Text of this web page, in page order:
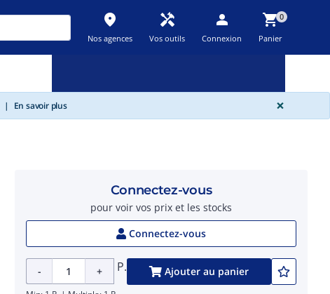
place
Nos agences
handyman
Vos outils
person
Connexion
shopping_cart0
Panier
| En savoir plus ×
Connectez-vous
pour voir vos prix et les stocks
Connectez-vous
- + P. Ajouter au panier